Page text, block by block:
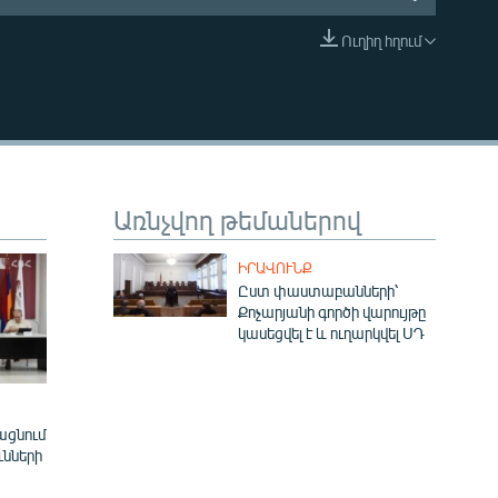
EMBED
Ուղիղ հղում
Առնչվող թեմաներով
ԻՐԱՎՈՒՆՔ
Ըստ փաստաբանների՝
Քոչարյանի գործի վարույթը
կասեցվել է և ուղարկվել ՍԴ